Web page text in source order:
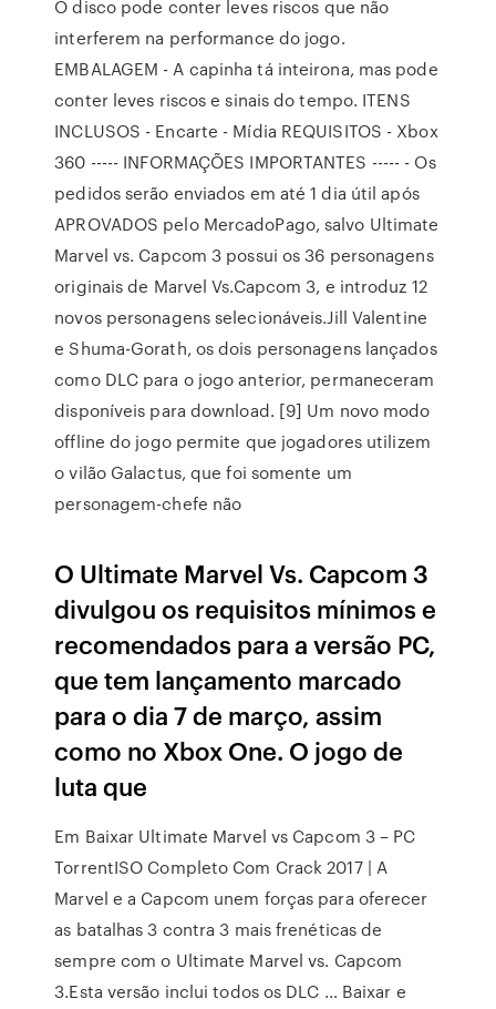
O disco pode conter leves riscos que não
interferem na performance do jogo.
EMBALAGEM - A capinha tá inteirona, mas pode
conter leves riscos e sinais do tempo. ITENS
INCLUSOS - Encarte - Mídia REQUISITOS - Xbox
360 ----- INFORMAÇÕES IMPORTANTES ----- - Os
pedidos serão enviados em até 1 dia útil após
APROVADOS pelo MercadoPago, salvo Ultimate
Marvel vs. Capcom 3 possui os 36 personagens
originais de Marvel Vs.Capcom 3, e introduz 12
novos personagens selecionáveis.Jill Valentine
e Shuma-Gorath, os dois personagens lançados
como DLC para o jogo anterior, permaneceram
disponíveis para download. [9] Um novo modo
offline do jogo permite que jogadores utilizem
o vilão Galactus, que foi somente um
personagem-chefe não
O Ultimate Marvel Vs. Capcom 3
divulgou os requisitos mínimos e
recomendados para a versão PC,
que tem lançamento marcado
para o dia 7 de março, assim
como no Xbox One. O jogo de
luta que
Em Baixar Ultimate Marvel vs Capcom 3 – PC
TorrentISO Completo Com Crack 2017 | A
Marvel e a Capcom unem forças para oferecer
as batalhas 3 contra 3 mais frenéticas de
sempre com o Ultimate Marvel vs. Capcom
3.Esta versão inclui todos os DLC … Baixar e